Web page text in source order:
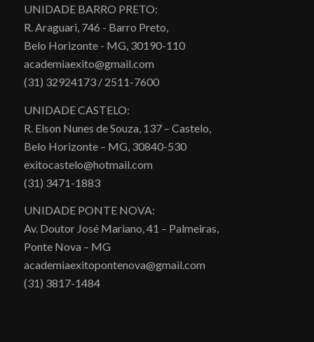
UNIDADE BARRO PRETO:
R. Araguari, 746 - Barro Preto,
Belo Horizonte - MG, 30190-110
academiaexito@gmail.com
(31) 32924173 / 2511-7600
UNIDADE CASTELO:
R. Elson Nunes de Souza, 137 – Castelo,
Belo Horizonte – MG, 30840-530
exitocastelo@hotmail.com
(31) 3471-1883
UNIDADE PONTE NOVA:
Av. Doutor José Mariano, 41 – Palmeiras,
Ponte Nova – MG
academiaexitopontenova@gmail.com
(31) 3817-1484